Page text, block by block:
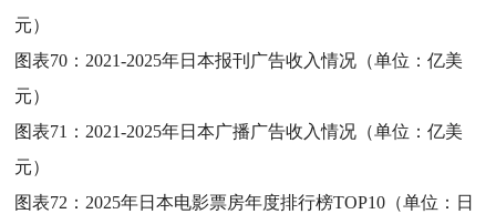
元）
图表70： 2021-2025年日本报刊广告收入情况（单位：亿美
元）
图表71： 2021-2025年日本广播广告收入情况（单位：亿美
元）
图表72： 2025年日本电影票房年度排行榜TOP10（单位：日